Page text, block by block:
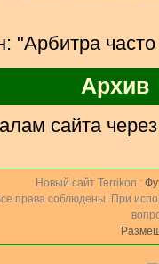
"Арбитра
Архив
сайта
Новый сайт Terrikon :
права соблюдены. При